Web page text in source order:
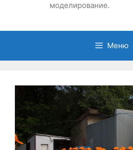
моделирование.
Меню